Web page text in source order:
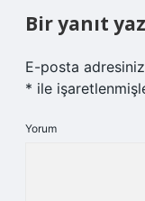
Bir yanıt
E-posta
* ile
Yorum